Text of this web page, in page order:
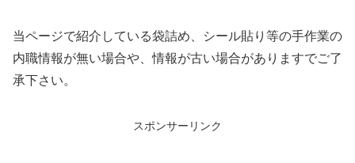
当ページで紹介している袋詰め、シール貼り等の手作業の
内職情報が無い場合や、情報が古い場合がありますでご了
承下さい。
スポンサーリンク